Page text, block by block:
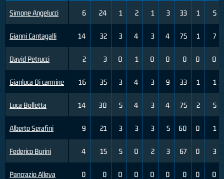
Simone Angelucci
Gianni Cantagalli
David Petrucci
Gianluca Di carmine
Luca Bolletta
Alberto Serafini
Federico Burini
Pancrazio Alleva
6 24 1 2 1 3 33 1 5
14 32 3 4 3 4 75 1 7
2 3 0 1 0 0 0 0 0
16 35 3 4 3 9 33 1 1
14 30 5 4 3 4 75 2 5
9 21 3 3 3 5 60 0 1
4 15 5 0 2 3 67 0 3
0 0 0 0 0 0 0 0 0